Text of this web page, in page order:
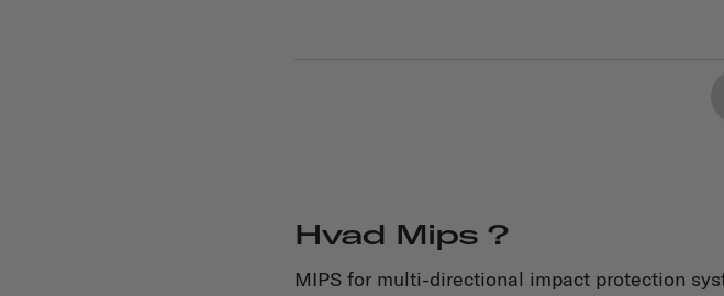
Hvad Mips ?
MIPS for multi-directional impact protection